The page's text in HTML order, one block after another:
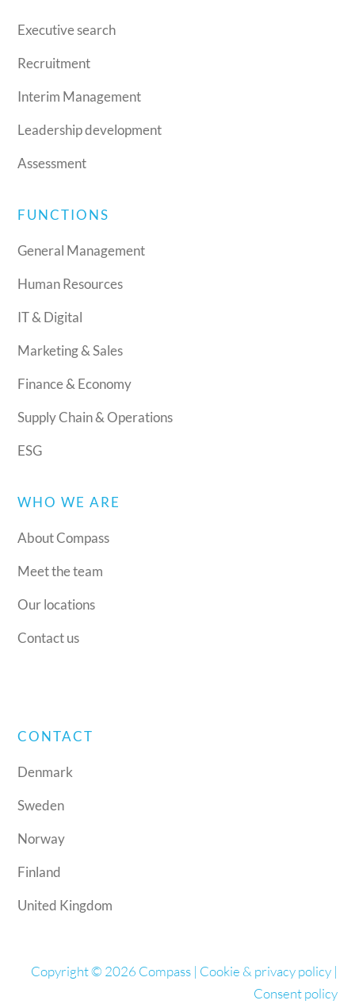
Executive search
Recruitment
Interim Management
Leadership development
Assessment
FUNCTIONS
General Management
Human Resources
IT & Digital
Marketing & Sales
Finance & Economy
Supply Chain & Operations
ESG
WHO WE ARE
About Compass
Meet the team
Our locations
Contact us
CONTACT
Denmark
Sweden
Norway
Finland
United Kingdom
Copyright © 2026 Compass | Cookie & privacy policy|
Consent policy